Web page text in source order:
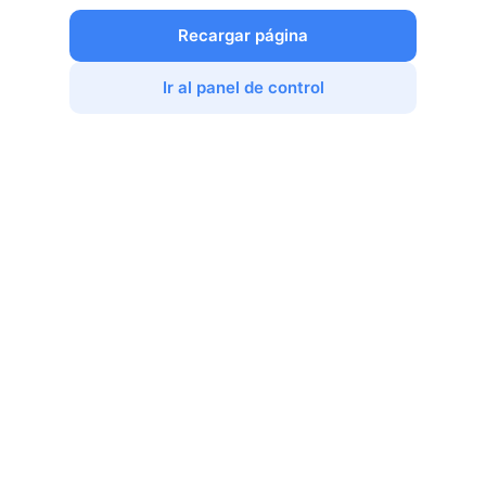
Recargar página
Ir al panel de control